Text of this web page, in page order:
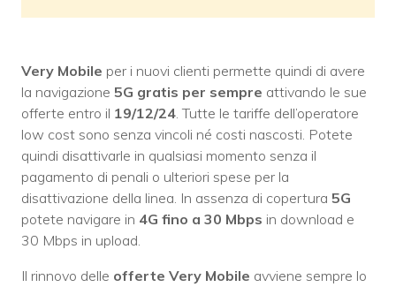
Very Mobile per i nuovi clienti permette quindi di avere
la navigazione 5G gratis per sempre attivando le sue
offerte entro il 19/12/24. Tutte le tariffe dell’operatore
low cost sono senza vincoli né costi nascosti. Potete
quindi disattivarle in qualsiasi momento senza il
pagamento di penali o ulteriori spese per la
disattivazione della linea. In assenza di copertura 5G
potete navigare in 4G fino a 30 Mbps in download e
30 Mbps in upload.
Il rinnovo delle offerte Very Mobile avviene sempre lo